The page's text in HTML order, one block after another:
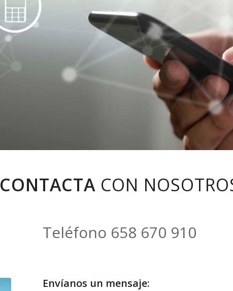
CONTACTACON
Teléfono 658 670 910
Envíanos un mensaje: